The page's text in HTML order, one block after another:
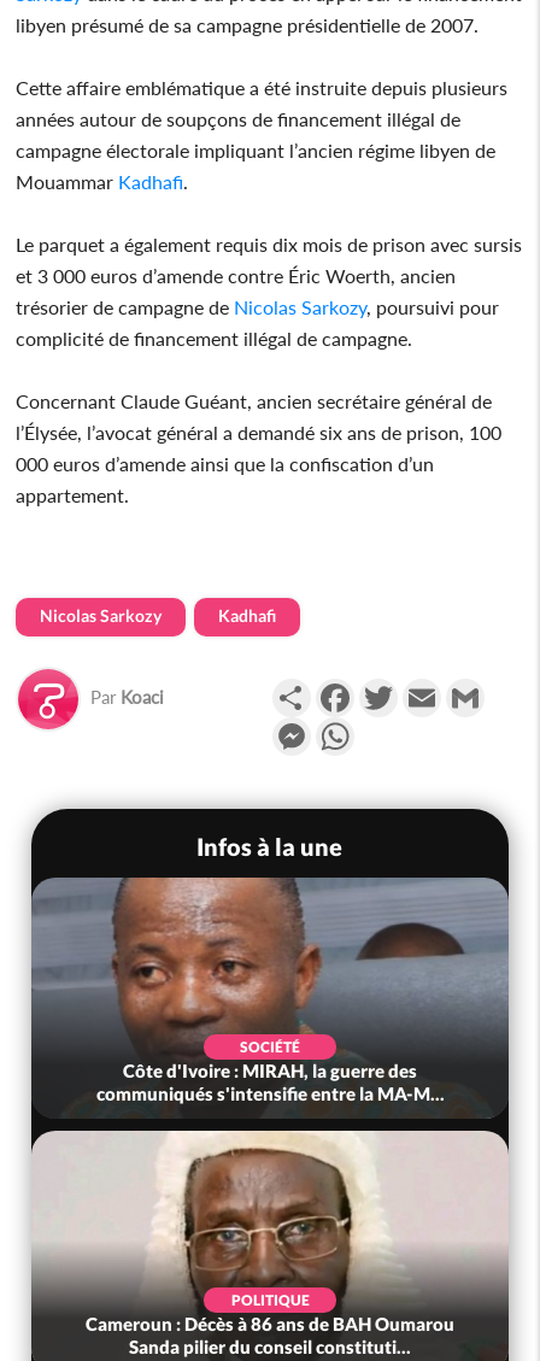
libyen présumé de sa campagne présidentielle de 2007.
Cette affaire emblématique a été instruite depuis plusieurs
années autour de soupçons de financement illégal de
campagne électorale impliquant l’ancien régime libyen de
Mouammar Kadhafi
Le parquet a également requis dix mois de prison avec sursis
et 3 000 euros d’amende contre Éric Woerth, ancien
trésorier de campagne de Nicolas Sarkozy, poursuivi pour
complicité de financement illégal de campagne.
Concernant Claude Guéant, ancien secrétaire général de
l’Élysée, l’avocat général a demandé six ans de prison, 100
000 euros d’amende ainsi que la confiscation d’un
appartement.
Nicolas Sarkozy Kadhafi
Par Koaci PartagerFacebookTwitterEmail
Messenger
Infos à la une
SOCIÉTÉ
Côte d'Ivoire : MIRAH, la guerre des
communiqués s'intensifie entre la MA-M...
POLITIQUE
Cameroun : Décès à 86 ans de BAH Oumarou
Sanda pilier du conseil constituti...